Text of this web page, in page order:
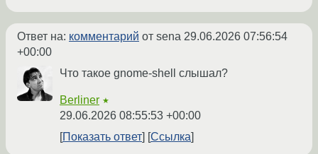
Ответ на: комментарий от sena 29.06.2026 07:56:54
+00:00
Что такое gnome-shell слышал?
Berliner ★
29.06.2026 08:55:53 +00:00
Показать ответ
Ссылка